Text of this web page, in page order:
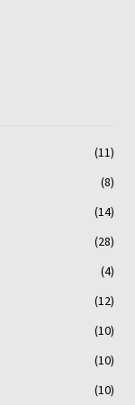
(11)
(8)
(14)
(28)
(4)
(12)
(10)
(10)
(10)